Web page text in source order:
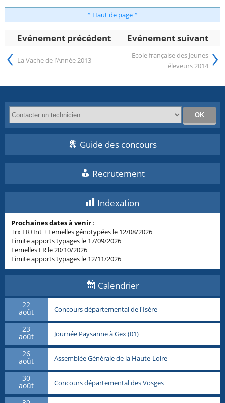
^ Haut de page ^
Evénement précédent Evénement suivant
‹ La Vache de l’Année 2013
Ecole française des Jeunes
éleveurs 2014 ›
Guide des concours
Recrutement
Indexation
Prochaines dates à venir :
Trx FR+Int + Femelles génotypées le 12/08/2026
Limite apports typages le 17/09/2026
Femelles FR le 20/10/2026
Limite apports typages le 12/11/2026
Calendrier
22
août Concours départemental de l'Isère
23
août Journée Paysanne à Gex (01)
26
août Assemblée Générale de la Haute-Loire
30
août Concours départemental des Vosges